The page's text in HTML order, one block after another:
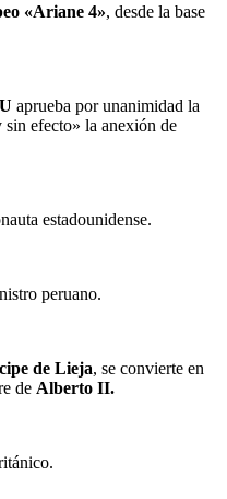
«Ariane 4», desde la base
aprueba por unanimidad la
efecto» la anexión de
estadounidense.
peruano.
de Lieja, se convierte en
de Alberto II.